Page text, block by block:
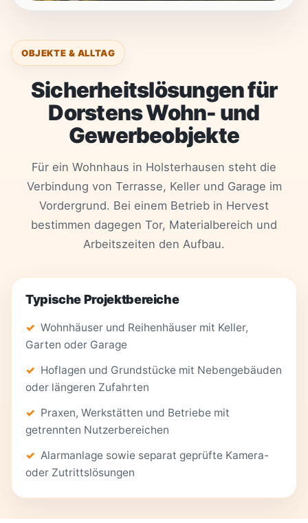
OBJEKTE & ALLTAG
Sicherheitslösungen für
Dorstens Wohn- und
Gewerbeobjekte
Für ein Wohnhaus in Holsterhausen steht die
Verbindung von Terrasse, Keller und Garage im
Vordergrund. Bei einem Betrieb in Hervest
bestimmen dagegen Tor, Materialbereich und
Arbeitszeiten den Aufbau.
Typische Projektbereiche
Wohnhäuser und Reihenhäuser mit Keller,
Garten oder Garage
Hoflagen und Grundstücke mit Nebengebäuden
oder längeren Zufahrten
Praxen, Werkstätten und Betriebe mit
getrennten Nutzerbereichen
Alarmanlage sowie separat geprüfte Kamera-
oder Zutrittslösungen